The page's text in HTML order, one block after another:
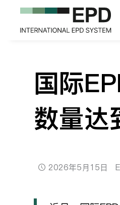
国际
数量
2026年5月15日